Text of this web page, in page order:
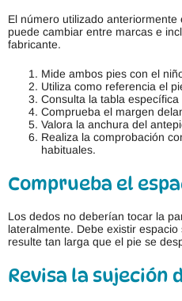
El número utilizado
puede cambiar entre marcas e
fabricante.
Mide ambos pies con el
Utiliza como referencia el
Consulta la tabla específica
Comprueba el margen
Valora la anchura del
Realiza la comprobación
habituales.
Comprueba el
Los dedos no deberían tocar la
lateralmente. Debe existir
resulte tan larga que el pie se
Revisa la sujeción